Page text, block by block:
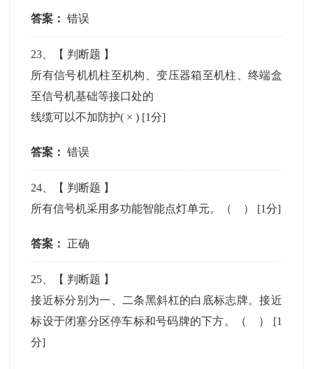
答案： 错误
23 、【 判断题 】
所有信号机机柱至机构、变压器箱至机柱、终端盒
至信号机基础等接口处的
线缆可以不加防护( × ) [1分]
答案： 错误
24 、【 判断题 】
所有信号机采用多功能智能点灯单元。（ ） [1分]
答案： 正确
25 、【 判断题 】
接近标分别为一、二条黑斜杠的白底标志牌。接近
标设于闭塞分区停车标和号码牌的下方。（ ） [1
分]